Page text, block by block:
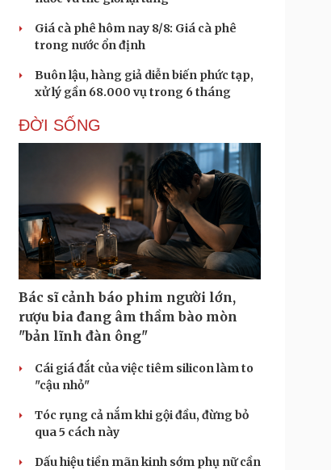
Giá cà phê hôm nay 8/8: Giá cà phê
trong nước ổn định
Buôn lậu, hàng giả diễn biến phức tạp,
xử lý gần 68.000 vụ trong 6 tháng
ĐỜI SỐNG
Bác sĩ cảnh báo phim người lớn,
rượu bia đang âm thầm bào mòn
"bản lĩnh đàn ông"
Cái giá đắt của việc tiêm silicon làm to
"cậu nhỏ"
Tóc rụng cả nắm khi gội đầu, đừng bỏ
qua 5 cách này
Dấu hiệu tiền mãn kinh sớm phụ nữ cần